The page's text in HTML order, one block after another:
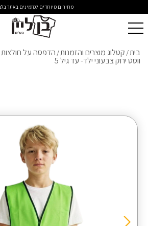
מחירים מיוחדים למזמינים באתר
בית/ קטלוג מוצרים והזמנות/ הדפסה על חולצות
ווסט ירוק צבעוני ילד- עד גיל 5